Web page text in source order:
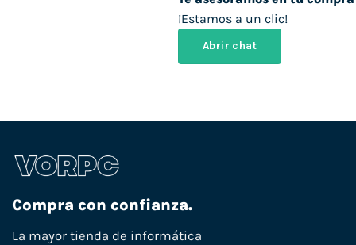
¡Estamos a un clic!
Abrir chat
Compra con confianza.
La mayor tienda de informática